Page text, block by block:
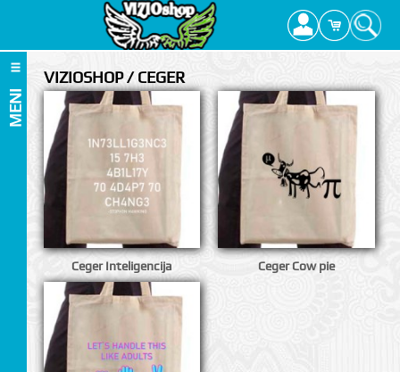
MENI
VIZIOSHOP / CEGER
Ceger Inteligencija Ceger Cow pie